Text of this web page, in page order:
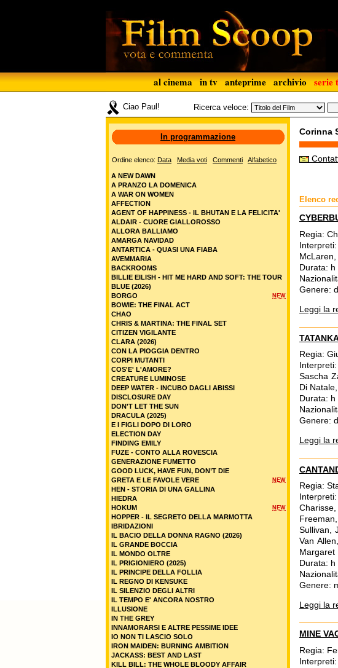
al cinema in tv anteprime archivio serie
Ciao Paul! Ricerca veloce:
Corinna
Elenco
Regia:
Durata: h
Genere:
Leggi la
Regia:
Sascha
Di
Durata: h
Genere:
Leggi la
Regia:
Sullivan,
Van
Margaret
Durata: h
Genere:
Leggi la
MINE
Regia:
In programmazione
Ordine elenco: Data Media voti Commenti Alfabetico
A NEW DAWN
A PRANZO LA DOMENICA
A WAR ON WOMEN
AFFECTION
AGENT OF HAPPINESS - IL BHUTAN E LA FELICITA'
ALDAIR - CUORE GIALLOROSSO
ALLORA BALLIAMO
AMARGA NAVIDAD
ANTARTICA - QUASI UNA FIABA
AVEMMARIA
BACKROOMS
BILLIE EILISH - HIT ME HARD AND SOFT: THE TOUR
BLUE (2026)
NEW
BORGO
BOWIE: THE FINAL ACT
CHAO
CHRIS & MARTINA: THE FINAL SET
CITIZEN VIGILANTE
CLARA (2026)
CON LA PIOGGIA DENTRO
CORPI MUTANTI
COS'E' L'AMORE?
CREATURE LUMINOSE
DEEP WATER - INCUBO DAGLI ABISSI
DISCLOSURE DAY
DON'T LET THE SUN
DRACULA (2025)
E I FIGLI DOPO DI LORO
ELECTION DAY
FINDING EMILY
FUZE - CONTO ALLA ROVESCIA
GENERAZIONE FUMETTO
GOOD LUCK, HAVE FUN, DON’T DIE
NEW
GRETA E LE FAVOLE VERE
HEN - STORIA DI UNA GALLINA
HIEDRA
NEW
HOKUM
HOPPER - IL SEGRETO DELLA MARMOTTA
IBRIDAZIONI
IL BACIO DELLA DONNA RAGNO (2026)
IL GRANDE BOCCIA
IL MONDO OLTRE
IL PRIGIONIERO (2025)
IL PRINCIPE DELLA FOLLIA
IL REGNO DI KENSUKE
IL SILENZIO DEGLI ALTRI
IL TEMPO E' ANCORA NOSTRO
ILLUSIONE
IN THE GREY
INNAMORARSI E ALTRE PESSIME IDEE
IO NON TI LASCIO SOLO
IRON MAIDEN: BURNING AMBITION
JACKASS: BEST AND LAST
KILL BILL: THE WHOLE BLOODY AFFAIR